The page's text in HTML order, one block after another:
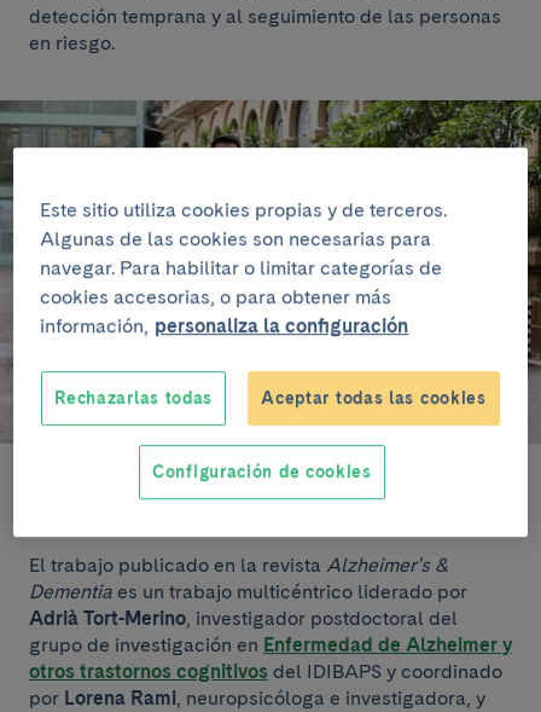
detección temprana y al seguimiento de las personas
en riesgo.
De izquierda a derecha: Magdalena Castellví Sampol, Adrià Tort-
Merino, Raquel Sanchez-Valle y Beatriz Bosch.
El trabajo publicado en la revista Alzheimer's &
Dementia es un trabajo multicéntrico liderado por
Adrià Tort-Merino, investigador postdoctoral del
grupo de investigación en Enfermedad de Alzheimer y
otros trastornos cognitivos del IDIBAPS y coordinado
por Lorena Rami, neuropsicóloga e investigadora, y
Este sitio utiliza cookies propias y de terceros.
Algunas de las cookies son necesarias para
navegar. Para habilitar o limitar categorías de
cookies accesorias, o para obtener más
información, personaliza la configuración
Rechazarlas todas Aceptar todas las cookies
Configuración de cookies